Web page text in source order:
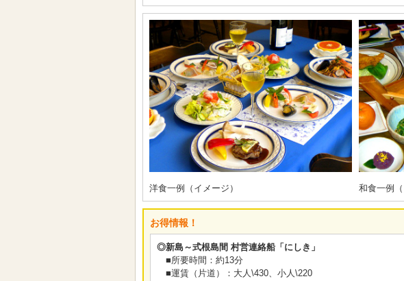
洋食一例（イメージ） 和食一例（
お得情報！
◎新島～式根島間 村営連絡船「にしき」
■所要時間：約13分
■運賃（片道）：大人\430、小人\220